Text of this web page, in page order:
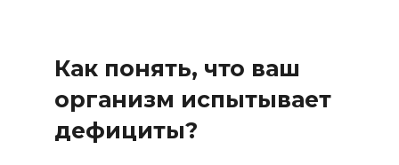
Как понять, что ваш
организм испытывает
дефициты?